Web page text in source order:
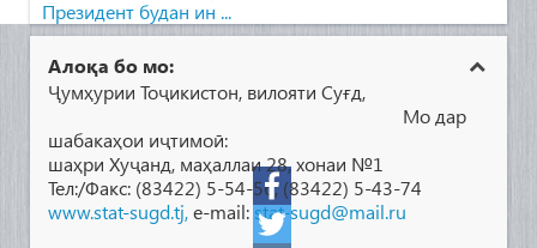
Президент будан ин ...
Алоқа бо мо:
Ҷумҳурии Тоҷикистон, вилояти Суғд,
Мо дар
шабакаҳои иҷтимоӣ:
шаҳри Хуҷанд, маҳаллаи 28, хонаи №1
Тел:/Факс: (83422) 5-54-56, (83422) 5-43-74
www.stat-sugd.tj,e-mail:stat-sugd@mail.ru
F